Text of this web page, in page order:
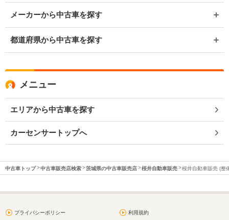
メーカーから中古車を探す
都道府県から中古車を探す
メニュー
エリアから中古車を探す
カーセンサートップへ
中古車トップ 中古車販売店検索 茨城県の中古車販売店 桜井自動車販売 桜井自動車販売 (整
プライバシーポリシー 利用規約